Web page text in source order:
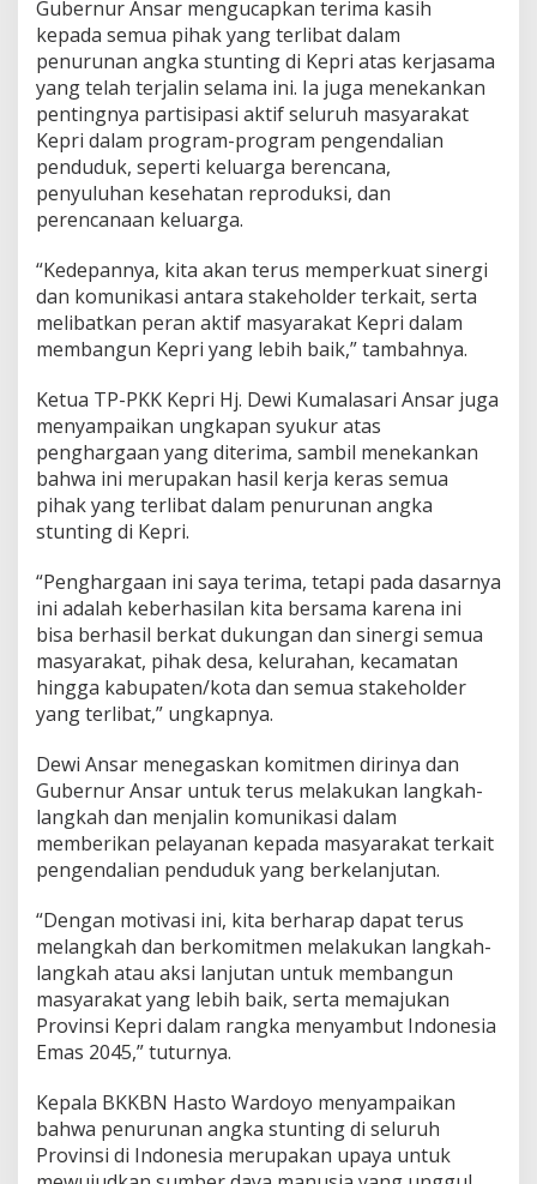
Gubernur Ansar mengucapkan terima kasih
kepada semua pihak yang terlibat dalam
penurunan angka stunting di Kepri atas kerjasama
yang telah terjalin selama ini. Ia juga menekankan
pentingnya partisipasi aktif seluruh masyarakat
Kepri dalam program-program pengendalian
penduduk, seperti keluarga berencana,
penyuluhan kesehatan reproduksi, dan
perencanaan keluarga.
“Kedepannya, kita akan terus memperkuat sinergi
dan komunikasi antara stakeholder terkait, serta
melibatkan peran aktif masyarakat Kepri dalam
membangun Kepri yang lebih baik,” tambahnya.
Ketua TP-PKK Kepri Hj. Dewi Kumalasari Ansar juga
menyampaikan ungkapan syukur atas
penghargaan yang diterima, sambil menekankan
bahwa ini merupakan hasil kerja keras semua
pihak yang terlibat dalam penurunan angka
stunting di Kepri.
“Penghargaan ini saya terima, tetapi pada dasarnya
ini adalah keberhasilan kita bersama karena ini
bisa berhasil berkat dukungan dan sinergi semua
masyarakat, pihak desa, kelurahan, kecamatan
hingga kabupaten/kota dan semua stakeholder
yang terlibat,” ungkapnya.
Dewi Ansar menegaskan komitmen dirinya dan
Gubernur Ansar untuk terus melakukan langkah-
langkah dan menjalin komunikasi dalam
memberikan pelayanan kepada masyarakat terkait
pengendalian penduduk yang berkelanjutan.
“Dengan motivasi ini, kita berharap dapat terus
melangkah dan berkomitmen melakukan langkah-
langkah atau aksi lanjutan untuk membangun
masyarakat yang lebih baik, serta memajukan
Provinsi Kepri dalam rangka menyambut Indonesia
Emas 2045,” tuturnya.
Kepala BKKBN Hasto Wardoyo menyampaikan
bahwa penurunan angka stunting di seluruh
Provinsi di Indonesia merupakan upaya untuk